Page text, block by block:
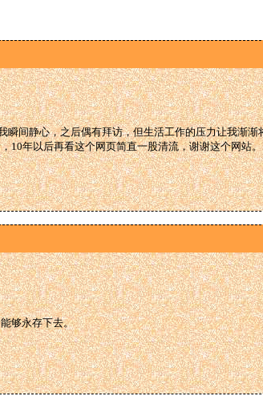
瞬间静心，之后偶有拜访，但生活工作的压力让我渐渐
10年以后再看这个网页简直一股清流，谢谢这个网站。
够永存下去。